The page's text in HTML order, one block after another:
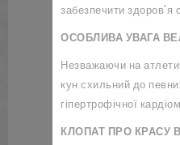
забезпечити здоров'я
ОСОБЛИВА УВАГА
Незважаючи на
кун схильний до
гіпертрофічної
КЛОПАТ ПРО КРАСУ